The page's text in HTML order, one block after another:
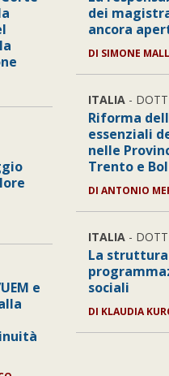
e
dei
ancora
DI SIMONE
ITALIA -
Riforma
essenziali
nelle
Trento e
DIANTONIO
ITALIA -
La
sociali
DI KLAUDIA